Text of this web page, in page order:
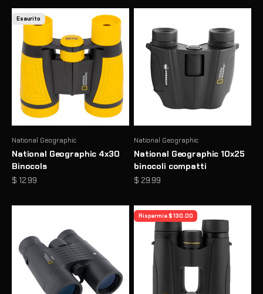
Esaurito
National Geographic
National Geographic 4x30
Binocols
Prezzo scontato
$ 12.99
National Geographic
National Geographic 10x25
binocoli compatti
Prezzo scontato
$ 29.99
Risparmia $ 130.00